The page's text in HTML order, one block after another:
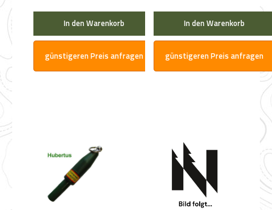
In den Warenkorb
günstigeren Preis anfragen
In den Warenkorb
günstigeren Preis anfragen